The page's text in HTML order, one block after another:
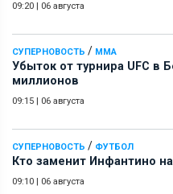
09:20 06 августа
СУПЕРНОВОСТЬ / ММА
Убыток от турнира UFC в
миллионов
09:15 06 августа
СУПЕРНОВОСТЬ / ФУТБОЛ
Кто заменит Инфантино
09:10 06 августа